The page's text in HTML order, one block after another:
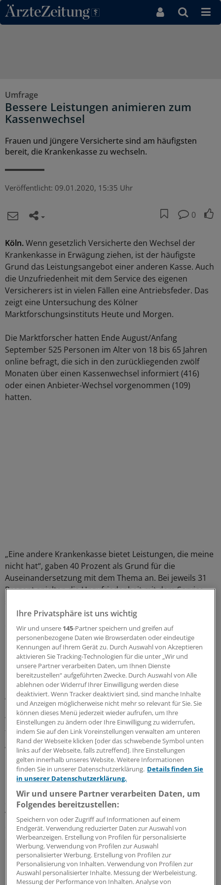
Direkt zum Inhaltsbereich
Umfrage
Bessere Leistungen animieren zum
Kassenwechsel
Frauen und jüngere Versicherte sind am häufigsten
bereit, die Krankenkasse zu wechseln.
Veröffentlicht: 09.01.2020, 15:35 Uhr
0
Köln.Wenn gesetzlich Versicherte den Wechsel der
Krankenkasse in Erwägung ziehen, ist der häufigste
Grund das Leistungsangebot einer anderen Kasse. Auch
die Unzufriedenheit mit dem Service des eigenen
Versicherers ist in vielen Fällen eine Antriebsfeder. Das
zeigt eine Untersuchung des Kölner
Marktforschungsinstituts Heute und Morgen.
Die Marktforscher hatten Ende August/Anfang
September 525 Personen im Alter von 18 bis 65 Jahren
online befragt, die sich in den zurückliegenden zwölf
Monaten über einen Kassenwechsel informiert (416)
oder einen Anbieter-Wechsel vorgenommen (109)
hatten.
„Eine andere Krankenkasse bietet Leistungen, die meine
nicht hat“, gaben 40 Prozent als Grund für die
Auseinandersetzung mit dem Thema an. Bei jeweils 31
Prozent spielten die Unzufriedenheit mit dem Service
Rolle. Gegenüber einer Erhebung aus dem Jahr 2014 hat
der Faktor Unzufriedenheit mit der eigenen
Krankenkasse stark an Bedeutung gewonnen.
Besonders wechselaffin sind nach der Untersuchung
Frauen, jüngere Versicherte und Versicherte mit einem
mittleren Einkommens- und Bildungsniveau. Nach
Angaben von Heute und Morgen profitiert eine
Krankenkasse ganz besonders von den
Wechselströmen: Von den Teilnehmern, die sich
tatsächlich für einen Wechsel entschieden hatten,
gingen 19 Prozent zum Marktprimus Techniker
Krankenkasse. Aber auch kleinere Krankenkassen sind
bei Wechselwilligen beliebt.
Bei der Informationssuche rund um den Wechsel spielt
das Internet die entscheidende Rolle, während die
Versicherten eher selten das Gespräch mit den Beratern
der Krankenkassen suchen. 44 Prozent hatten sich auf
der Homepage der Kassen schlau gemacht, 36 Prozent
über Versicherungsvergleiche oder Vergleichsrechner.
Persönlich in der Geschäftsstelle einer Kasse hatten sich
nur 30 Prozent informiert. „Aber: Die Qualität der
Ihre Privatsphäre ist uns wichtig
Wir und unsere 145-Partner speichern und greifen auf
personenbezogene Daten wie Browserdaten oder eindeutige
Kennungen auf Ihrem Gerät zu. Durch Auswahl von Akzeptieren
aktivieren Sie Tracking-Technologien für die unter „Wir und
unsere Partner verarbeiten Daten, um Ihnen Dienste
bereitzustellen“ aufgeführten Zwecke. Durch Auswahl von Alle
ablehnen oder Widerruf Ihrer Einwilligung werden diese
deaktiviert. Wenn Tracker deaktiviert sind, sind manche Inhalte
und Anzeigen möglicherweise nicht mehr so relevant für Sie. Sie
können dieses Menü jederzeit wieder aufrufen, um Ihre
Einstellungen zu ändern oder Ihre Einwilligung zu widerrufen,
indem Sie auf den Link Voreinstellungen verwalten am unteren
Rand der Webseite klicken [oder das schwebende Symbol unten
links auf der Webseite, falls zutreffend]. Ihre Einstellungen
gelten innerhalb unseres Website. Weitere Informationen
finden Sie in unserer Datenschutzerklärung. Details finden Sie
in unserer Datenschutzerklärung.
Wir und unsere Partner verarbeiten Daten, um
Folgendes bereitzustellen:
Speichern von oder Zugriff auf Informationen auf einem
Endgerät. Verwendung reduzierter Daten zur Auswahl von
Werbeanzeigen. Erstellung von Profilen für personalisierte
Werbung. Verwendung von Profilen zur Auswahl
personalisierter Werbung. Erstellung von Profilen zur
Personalisierung von Inhalten. Verwendung von Profilen zur
Auswahl personalisierter Inhalte. Messung der Werbeleistung.
Messung der Performance von Inhalten. Analyse von